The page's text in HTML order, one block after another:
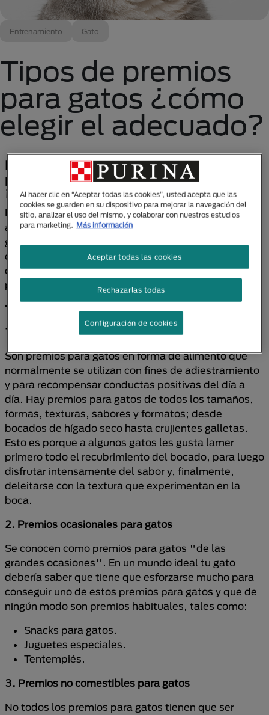
Entrenamiento Gato
Tipos de premios
para gatos ¿cómo
elegir el adecuado?
Los premios para gatos son muy útiles
para fomentar buenos comportamientos
¡Aprende a usarlos!
El propio término representa una recompensa por
algo, pero esto no significa que los premios para
gatos deban ser siempre comida. Todos sabemos
que es imposible resistirse al ronroneo de un gatito
que se enrosca en nuestra pierna para conseguir un
preciado bocado, pero ¿cuánto es demasiado?
TIPOS DE PREMIOS PARA GATOS
1. Premios ideales para gatos
Son premios para gatos en forma de alimento que
normalmente se utilizan con fines de adiestramiento
y para recompensar conductas positivas del día a
día. Hay premios para gatos de todos los tamaños,
formas, texturas, sabores y formatos; desde
bocados de hígado seco hasta crujientes galletas.
Esto es porque a algunos gatos les gusta lamer
primero todo el recubrimiento del bocado, para luego
disfrutar intensamente del sabor y, finalmente,
deleitarse con la textura que experimentan en la
boca.
2. Premios ocasionales para gatos
Se conocen como premios para gatos "de las
grandes ocasiones". En un mundo ideal tu gato
debería saber que tiene que esforzarse mucho para
conseguir uno de estos premios para gatos y que de
ningún modo son premios habituales, tales como:
Snacks para gatos.
Juguetes especiales.
Tentempiés.
3. Premios no comestibles para gatos
No todos los premios para gatos tienen que ser
Al hacer clic en “Aceptar todas las cookies”, usted acepta que las
cookies se guarden en su dispositivo para mejorar la navegación del
sitio, analizar el uso del mismo, y colaborar con nuestros estudios
para marketing. Más información
Rechazarlas todas
Aceptar todas las cookies
Configuración de cookies